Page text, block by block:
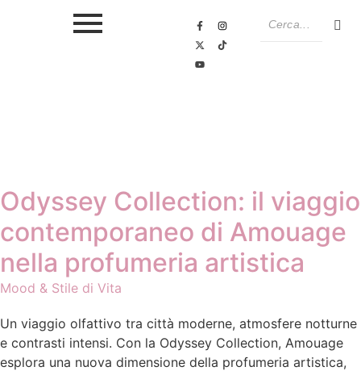
Odyssey Collection: il viaggio
contemporaneo di Amouage
nella profumeria artistica
Mood & Stile di Vita
Un viaggio olfattivo tra città moderne, atmosfere notturne
e contrasti intensi. Con la Odyssey Collection, Amouage
esplora una nuova dimensione della profumeria artistica,